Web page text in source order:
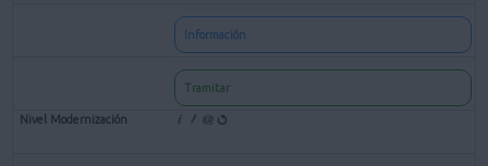
Información
Tramitar